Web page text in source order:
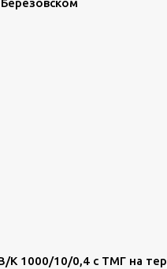
К 1000/10/0,4 с ТМГ на